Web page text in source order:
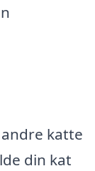
katte
din kat